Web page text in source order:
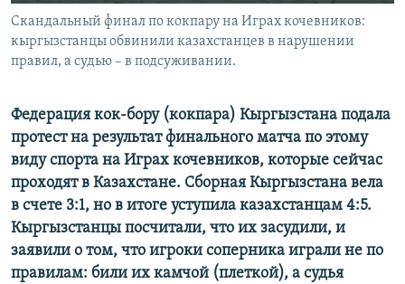
720p 1080p
360p
1080p
Скандальный финал по кокпару на Играх кочевников:
кыргызстанцы обвинили казахстанцев в нарушении
правил, а судью – в подсуживании.
Федерация кок-бору (кокпара) Кыргызстана подала
протест на результат финального матча по этому
виду спорта на Играх кочевников, которые сейчас
проходят в Казахстане. Сборная Кыргызстана вела
в счете 3:1, но в итоге уступила казахстанцам 4:5.
Кыргызстанцы посчитали, что их засудили, и
заявили о том, что игроки соперника играли не по
правилам: били их камчой (плеткой), а судья